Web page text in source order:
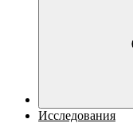
Исследования